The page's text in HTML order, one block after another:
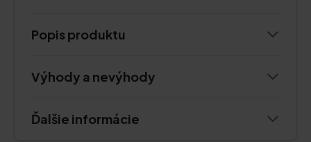
Popis produktu
Výhody a nevýhody
Ďalšie informácie